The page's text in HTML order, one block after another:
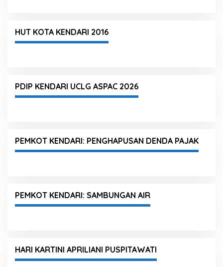
HUT KOTA KENDARI 2016
PDIP KENDARI UCLG ASPAC 2026
PEMKOT KENDARI: PENGHAPUSAN DENDA PAJAK
PEMKOT KENDARI: SAMBUNGAN AIR
HARI KARTINI APRILIANI PUSPITAWATI